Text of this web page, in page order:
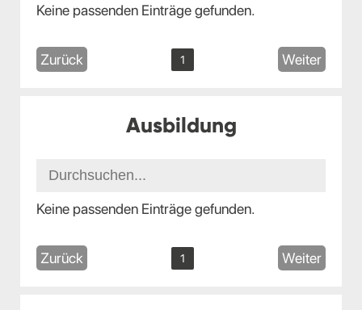
Keine passenden Einträge gefunden.
Zurück 1 Weiter
Ausbildung
Keine passenden Einträge gefunden.
Zurück 1 Weiter